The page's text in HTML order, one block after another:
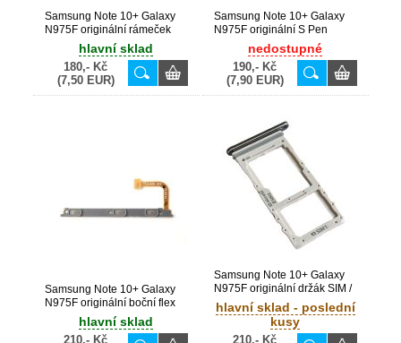
Samsung Note 10+ Galaxy
N975F originální rámeček
kamery Black / černý (Service
Pack) - GH98-44572A
hlavní sklad
180,- Kč
(7,50 EUR)
Samsung Note 10+ Galaxy
N975F originální S Pen
detector flex (Service Pack) -
GH59-15128A
nedostupné
190,- Kč
(7,90 EUR)
Samsung Note 10+ Galaxy
N975F originální boční flex
(Service Pack) - GH59-
15178A
hlavní sklad
210,- Kč
Samsung Note 10+ Galaxy
N975F originální držák SIM /
SD Silver / stříbrný (Service
Pack) - GH98-44506C
hlavní sklad - poslední
kusy
210,- Kč